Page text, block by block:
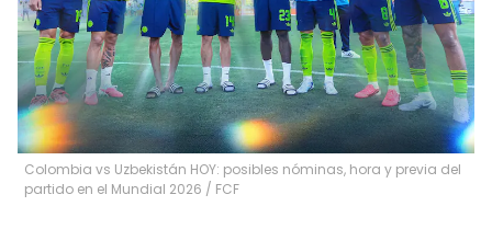
Colombia vs Uzbekistán HOY: posibles nóminas, hora y previa del
partido en el Mundial 2026 / FCF